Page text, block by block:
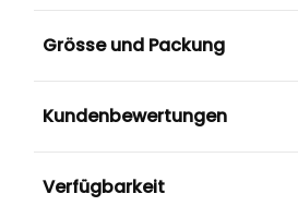
Grösse und Packung
Kundenbewertungen
Verfügbarkeit